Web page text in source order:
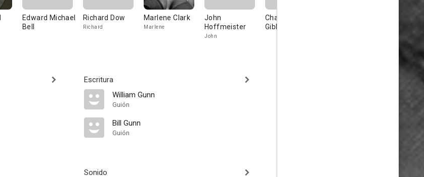
Edward Michael
Bell
Richard Dow
Richard
Marlene Clark
Marlene
John
Hoffmeister
John
Charles A.
Gibbs
Escritura
William Gunn
Guión
Bill Gunn
Guión
Sonido